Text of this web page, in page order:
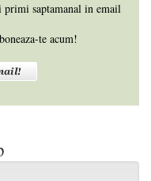
saptamanal in email
te acum!